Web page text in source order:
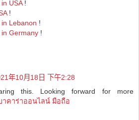
USA!
!
Lebanon !
Germany !
年10月18日 下午2:28
this. Looking forward for more
าคาร่าออนไลน์ มือถือ